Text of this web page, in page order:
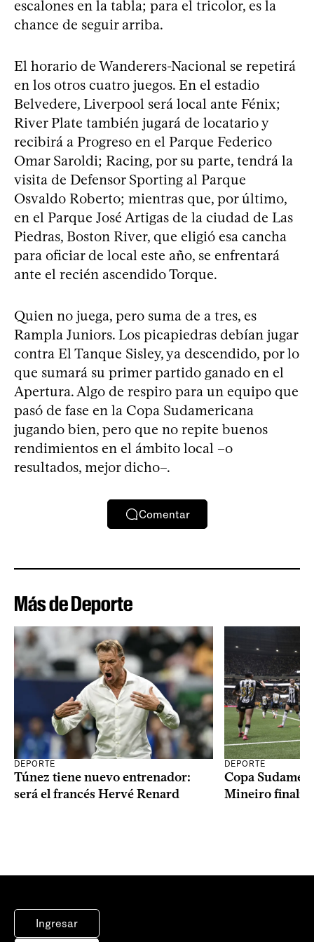
escalones en la tabla; para el tricolor, es la
chance de seguir arriba.
El horario de Wanderers-Nacional se repetirá
en los otros cuatro juegos. En el estadio
Belvedere, Liverpool será local ante Fénix;
River Plate también jugará de locatario y
recibirá a Progreso en el Parque Federico
Omar Saroldi; Racing, por su parte, tendrá la
visita de Defensor Sporting al Parque
Osvaldo Roberto; mientras que, por último,
en el Parque José Artigas de la ciudad de Las
Piedras, Boston River, que eligió esa cancha
para oficiar de local este año, se enfrentará
ante el recién ascendido Torque.
Quien no juega, pero suma de a tres, es
Rampla Juniors. Los picapiedras debían jugar
contra El Tanque Sisley, ya descendido, por lo
que sumará su primer partido ganado en el
Apertura. Algo de respiro para un equipo que
pasó de fase en la Copa Sudamericana
jugando bien, pero que no repite buenos
rendimientos en el ámbito local –o
resultados, mejor dicho–.
Comentar
Más de Deporte
DEPORTE
Túnez tiene nuevo entrenador:
será el francés Hervé Renard
DEPORTE
Copa
Mineiro
Ingresar